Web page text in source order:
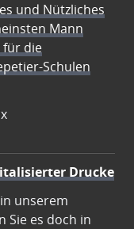
und Nützliches
Mann
die
Schulen
Drucke
unserem
Sie es doch in